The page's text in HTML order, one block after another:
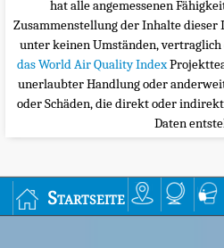
hat alle angemessenen
Zusammenstellung der Inhalte
unter keinen Umständen,
das World Air Quality Index
unerlaubter Handlung oder
oder Schäden, die direkt oder
Daten
Startseite